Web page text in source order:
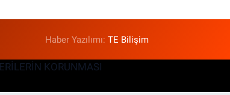
Haber Yazılımı:TE Bilişim
KORUNMASI